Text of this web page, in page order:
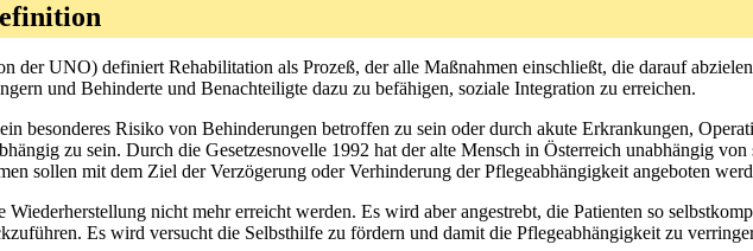
der UNO) definiert Rehabilitation als Prozeß, der alle Maßnahmen einschließt, die darauf
und Behinderte und Benachteiligte dazu zu befähigen, soziale Integration zu erreichen.
besonderes Risiko von Behinderungen betroffen zu sein oder durch akute Erkrankungen,
zu sein. Durch die Gesetzesnovelle 1992 hat der alte Mensch in Österreich unabhängig
sollen mit dem Ziel der Verzögerung oder Verhinderung der Pflegeabhängigkeit angeboten
nicht mehr erreicht werden. Es wird aber angestrebt, die Patienten so
Es wird versucht die Selbsthilfe zu fördern und damit die Pflegeabhängigkeit zu